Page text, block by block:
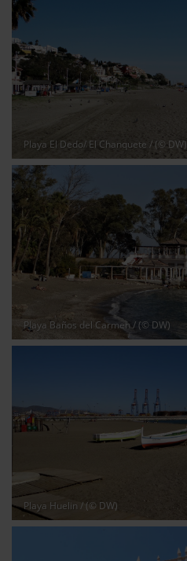
Playa El Dedo/ El Chanquete / (© DW)
Playa Baños del Carmen/ (© DW)
Playa Huelin / (© DW)